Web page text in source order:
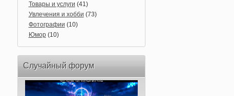
Товары и услуги (41)
Увлечения и хобби (73)
Фотографии (10)
Юмор(10)
Случайный форум